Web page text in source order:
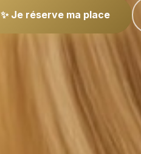
✨ Je réserve ma place